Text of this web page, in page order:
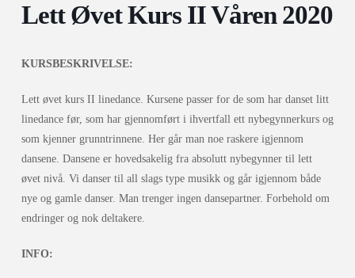
Lett Øvet Kurs II Våren 2020
KURSBESKRIVELSE:
Lett øvet kurs II linedance. Kursene passer for de som har danset litt
linedance før, som har gjennomført i ihvertfall ett nybegynnerkurs og
som kjenner grunntrinnene. Her går man noe raskere igjennom
dansene. Dansene er hovedsakelig fra absolutt nybegynner til lett
øvet nivå. Vi danser til all slags type musikk og går igjennom både
nye og gamle danser. Man trenger ingen dansepartner. Forbehold om
endringer og nok deltakere.
INFO: